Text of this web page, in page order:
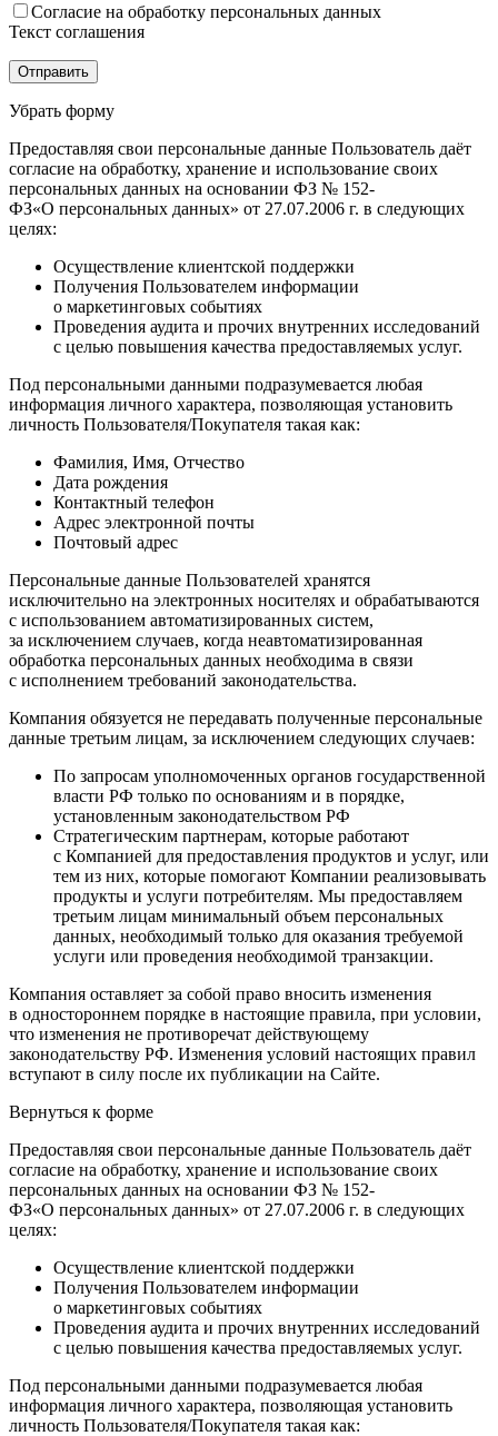
Согласие на обработку персональных данных
Текст соглашения
Убрать форму
Предоставляя свои персональные данные Пользователь даёт
согласие на обработку, хранение и использование своих
персональных данных на основании ФЗ № 152-
ФЗ«О персональных данных» от 27.07.2006 г. в следующих
целях:
Осуществление клиентской поддержки
Получения Пользователем информации
о маркетинговых событиях
Проведения аудита и прочих внутренних исследований
с целью повышения качества предоставляемых услуг.
Под персональными данными подразумевается любая
информация личного характера, позволяющая установить
личность Пользователя/Покупателя такая как:
Фамилия, Имя, Отчество
Дата рождения
Контактный телефон
Адрес электронной почты
Почтовый адрес
Персональные данные Пользователей хранятся
исключительно на электронных носителях и обрабатываются
с использованием автоматизированных систем,
за исключением случаев, когда неавтоматизированная
обработка персональных данных необходима в связи
с исполнением требований законодательства.
Компания обязуется не передавать полученные персональные
данные третьим лицам, за исключением следующих случаев:
По запросам уполномоченных органов государственной
власти РФ только по основаниям и в порядке,
установленным законодательством РФ
Стратегическим партнерам, которые работают
с Компанией для предоставления продуктов и услуг, или
тем из них, которые помогают Компании реализовывать
продукты и услуги потребителям. Мы предоставляем
третьим лицам минимальный объем персональных
данных, необходимый только для оказания требуемой
услуги или проведения необходимой транзакции.
Компания оставляет за собой право вносить изменения
в одностороннем порядке в настоящие правила, при условии,
что изменения не противоречат действующему
законодательству РФ. Изменения условий настоящих правил
вступают в силу после их публикации на Сайте.
Вернуться к форме
Предоставляя свои персональные данные Пользователь даёт
согласие на обработку, хранение и использование своих
персональных данных на основании ФЗ № 152-
ФЗ«О персональных данных» от 27.07.2006 г. в следующих
целях:
Осуществление клиентской поддержки
Получения Пользователем информации
о маркетинговых событиях
Проведения аудита и прочих внутренних исследований
с целью повышения качества предоставляемых услуг.
Под персональными данными подразумевается любая
информация личного характера, позволяющая установить
личность Пользователя/Покупателя такая как: